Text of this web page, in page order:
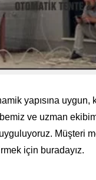
yapısına uygun,
ve uzman
Müşteri
için buradayız.